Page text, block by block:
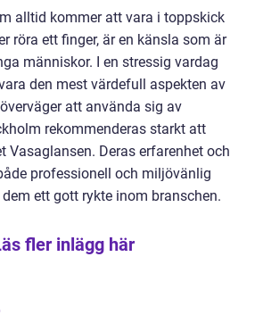
alltid kommer att vara i toppskick
röra ett finger, är en känsla som är
människor. I en stressig vardag
den mest värdefull aspekten av
att använda sig av
rekommenderas starkt att
Vasaglansen. Deras erfarenhet och
professionell och miljövänlig
ett gott rykte inom branschen.
fler inlägg här